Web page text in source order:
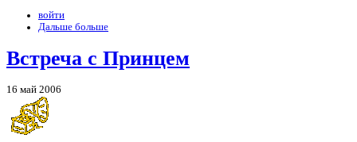
войти
Дальше больше
Встреча с Принцем
16 май 2006